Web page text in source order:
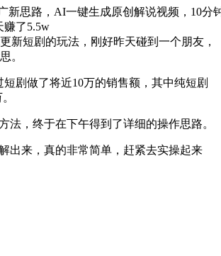
新短剧的玩法，刚好昨天碰到一个朋友，
。
短剧做了将近10万的销售额，其中纯短剧
法，终于在下午得到了详细的操作思路。
出来，真的非常简单，赶紧去实操起来